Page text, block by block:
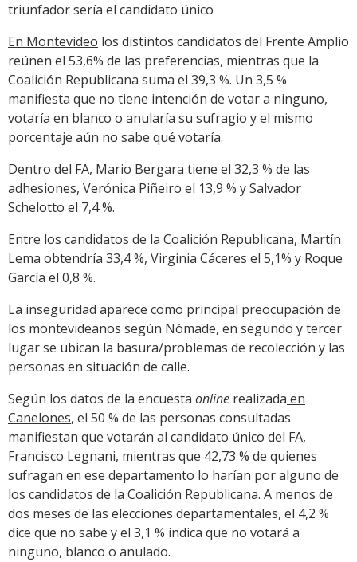
triunfador sería el candidato único
En Montevideo los distintos candidatos del Frente Amplio
reúnen el 53,6% de las preferencias, mientras que la
Coalición Republicana suma el 39,3 %. Un 3,5 %
manifiesta que no tiene intención de votar a ninguno,
votaría en blanco o anularía su sufragio y el mismo
porcentaje aún no sabe qué votaría.
Dentro del FA, Mario Bergara tiene el 32,3 % de las
adhesiones, Verónica Piñeiro el 13,9 % y Salvador
Schelotto el 7,4 %.
Entre los candidatos de la Coalición Republicana, Martín
Lema obtendría 33,4 %, Virginia Cáceres el 5,1% y Roque
García el 0,8 %.
La inseguridad aparece como principal preocupación de
los montevideanos según Nómade, en segundo y tercer
lugar se ubican la basura/problemas de recolección y las
personas en situación de calle.
Según los datos de la encuesta online realizada en
Canelones, el 50 % de las personas consultadas
manifiestan que votarán al candidato único del FA,
Francisco Legnani, mientras que 42,73 % de quienes
sufragan en ese departamento lo harían por alguno de
los candidatos de la Coalición Republicana. A menos de
dos meses de las elecciones departamentales, el 4,2 %
dice que no sabe y el 3,1 % indica que no votará a
ninguno, blanco o anulado.